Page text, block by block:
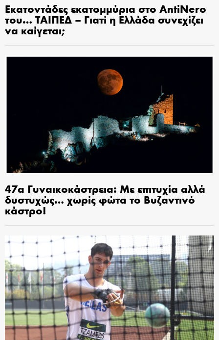
Εκατοντάδες εκατομμύρια στο AntiNero
του… ΤΑΙΠΕΔ – Γιατί η Ελλάδα συνεχίζει
να καίγεται;
47α Γυναικοκάστρεια: Με επιτυχία αλλά
δυστυχώς… χωρίς φώτα το Βυζαντινό
κάστρο!